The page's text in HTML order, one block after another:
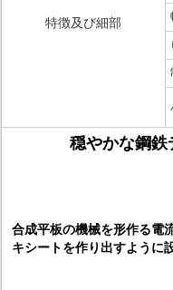
特徴及び細部
穏やかな鋼鉄
合成平板の機械を形作る電
キシートを作り出すように